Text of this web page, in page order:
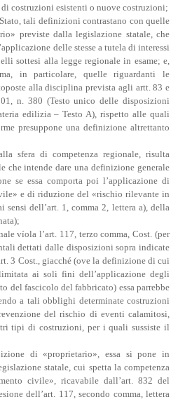
costruzioni esistenti o nuove costruzioni;
tali definizioni contrastano con quelle
previste dalla legislazione statale, che
delle stesse a tutela di interessi
sottesi alla legge regionale in esame; e,
in particolare, quelle riguardanti le
alla disciplina prevista agli artt. 83 e
n. 380 (Testo unico delle disposizioni
edilizia – Testo A), rispetto alle quali
presuppone una definizione altrettanto
sfera di competenza regionale, risulta
che intende dare una definizione generale
se essa comporta poi l’applicazione di
e di riduzione del «rischio rilevante in
sensi dell’art. 1, comma 2, lettera a), della
víola l’art. 117, terzo comma, Cost. (per
dettati dalle disposizioni sopra indicate
3 Cost., giacché (ove la definizione di cui
ai soli fini dell’applicazione degli
del fascicolo del fabbricato) essa parrebbe
a tali obblighi determinate costruzioni
del rischio di eventi calamitosi,
tipi di costruzioni, per i quali sussiste il
di «proprietario», essa si pone in
statale, cui spetta la competenza
civile», ricavabile dall’art. 832 del
dell’art. 117, secondo comma, lettera